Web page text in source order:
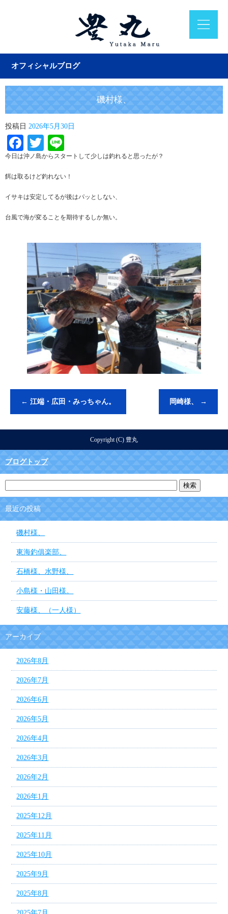
オフィシャルブログ
磯村様、
投稿日 2026年5月30日
Facebook
Twitter
今日は沖ノ島からスタートして少しは釣れると思ったが？
餌は取るけど釣れない！
イサキは安定してるが後はパッとしない、
台風で海が変ることを期待するしか無い。
← 江端・広田・みっちゃん。 岡崎様、 →
Copyright (C) 豊丸
ブログトップ
最近の投稿
磯村様、
東海釣俱楽部、
石橋様、水野様、
小島様・山田様。
安藤様、（一人様）
アーカイブ
2026年8月
2026年7月
2026年6月
2026年5月
2026年4月
2026年3月
2026年2月
2026年1月
2025年12月
2025年11月
2025年10月
2025年9月
2025年8月